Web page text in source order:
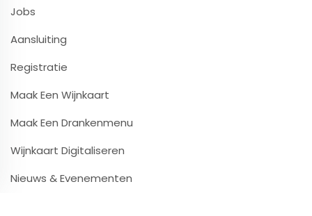
Jobs
Aansluiting
Registratie
Maak Een Wijnkaart
Maak Een Drankenmenu
Wijnkaart Digitaliseren
Nieuws & Evenementen